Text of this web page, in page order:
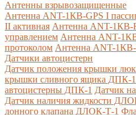
Антенны взрывозащищенные
Антенна ANT-1КВ-GPS I
II активная Антенна ANT-1КВ-
управлением Антенна ANT-
протоколом Антенна ANT-
Датчики автоцистерн
Датчик положения крышки
крышки сливного ящика ДПК-1
автоцистерны ДПК-1 Датчик
Датчик наличия жидкости
донного клапана ДЛОК-Т-1